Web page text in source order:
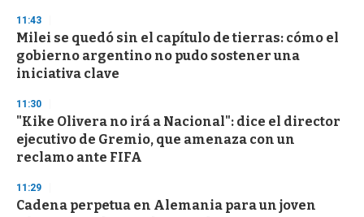
d
s
11:43
Milei se quedó sin el capítulo de tierras: cómo el
gobierno argentino no pudo sostener una
iniciativa clave
11:30
"Kike Olivera no irá a Nacional": dice el director
ejecutivo de Gremio, que amenaza con un
reclamo ante FIFA
11:29
Cadena perpetua en Alemania para un joven